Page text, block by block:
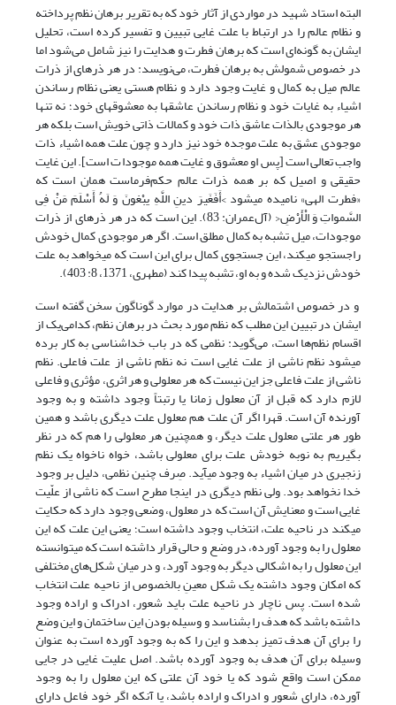
البته استاد شهید در مواردی از آثار خود که به تقریر برهان نظم پرداخته
و نظام عالم را در ارتباط با علت غایی تبیین و تفسیر کرده است، تحلیل
ایشان به گونه‌ای است که برهان فطرت و هدایت را نیز شامل می‌شود اما
در خصوص شمولش به برهان فطرت، می‌نویسد: در هر ذره‏اى از ذرات
عالم میل به کمال و غایت وجود دارد و نظام هستى یعنى نظام رساندن
اشیاء به غایات خود و نظام رساندن عاشقها به معشوقهاى خود؛ نه تنها
هر موجودى بالذات عاشق ذات خود و کمالات ذاتی خویش است بلکه هر
موجودی عشق به علت موجده خود نیز دارد و چون علت همه اشیاء ذات
واجب تعالى است [پس او معشوق و غایت همه موجودات است]. این غایت
حقیقى و اصیل که بر همه ذرات عالم حکم‌فرماست همان است که
«فطرت الهى» نامیده مى‏شود >أَفَغَیرَ دینِ اللَّهِ یبْغونَ وَ لَهُ أَسْلَمَ مَنْ فِى
السَّمواتِ وَ الْأَرْضِ< (آل‌عمران: 83). این است که در هر ذره‏اى از ذرات
موجودات، میل تشبه به کمال مطلق است. اگر هر موجودى کمال خودش
راجستجو مى‏کند، این جستجوى کمال براى این است که مى‏خواهد به علت
خودش نزدیک شده و به او، تشبه پیدا کند (مطهری، 1371، 8: 403).
و در خصوص اشتمالش بر هدایت در موارد گوناگون سخن گفته است
ایشان در تبیین این مطلب که نظم مورد بحث در برهان نظم، کدامی‌یک از
اقسام نظم‌ها است، می‌گوید: نظمى که در باب خداشناسى به کار برده
مى‏شود نظم ناشى از علت غایى است نه نظم ناشى از علت فاعلى. نظم
ناشى از علت فاعلى جز این نیست که هر معلولى و هر اثرى، مؤثرى و فاعلى
لازم دارد که قبل از آن معلول زمانا یا رتبتاً وجود داشته و به وجود
آورنده آن است. قهرا اگر آن علت هم معلول علت دیگرى باشد و همین
طور هر علتى معلول علت دیگر، و همچنین هر معلولى را هم که در نظر
بگیریم به نوبه خودش علت براى معلولى باشد، خواه ناخواه یک نظم
زنجیرى در میان اشیاء به وجود مى‏آید. صِرف چنین نظمی، دلیل بر وجود
خدا نخواهد بود. ولى نظم دیگرى در اینجا مطرح است که ناشى از علّیت
غایى است و معنایش آن است که در معلول، وضعى وجود دارد که حکایت
مى‏کند در ناحیه علت، انتخاب وجود داشته است؛ یعنى این علت که این
معلول را به وجود آورده، در وضع و حالى قرار داشته است که مى‏توانسته
این معلول را به اشکالى دیگر به وجود آورد، و در میان شکل‌هاى مختلفى
که امکان وجود داشته یک شکل معینِ بالخصوص از ناحیه علت انتخاب
شده است‏. پس ناچار در ناحیه علت باید شعور، ادراک و اراده وجود
داشته باشد که هدف را بشناسد و وسیله بودن این ساختمان و این‏ وضع
را براى آن هدف تمیز بدهد و این را که به وجود آورده است به عنوان
وسیله براى آن هدف به وجود آورده باشد. اصل علیت غایى در جایى
ممکن است واقع شود که یا خود آن علتى که این معلول را به وجود
آورده، داراى شعور و ادراک و اراده باشد، یا آنکه اگر خود فاعل داراى